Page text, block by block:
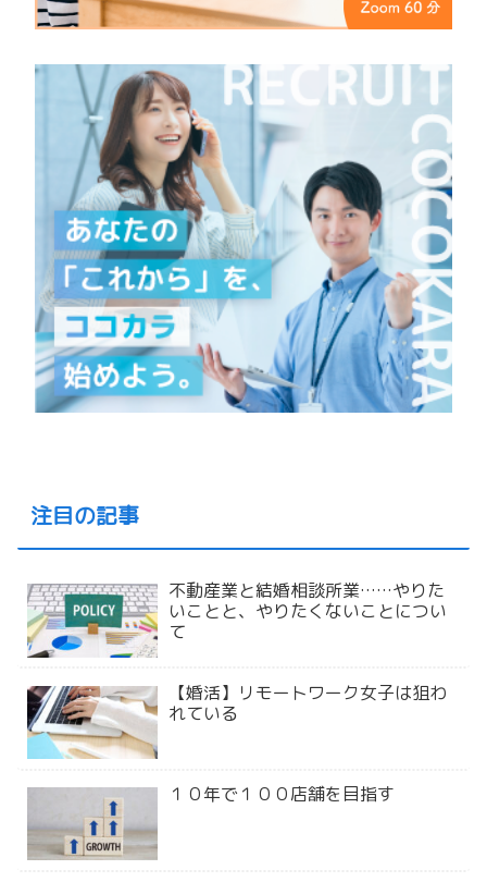
注目の記事
不動産業と結婚相談所業……やりた
いことと、やりたくないことについ
て
【婚活】リモートワーク女子は狙わ
れている
１０年で１００店舗を目指す